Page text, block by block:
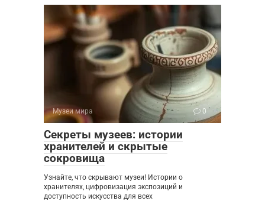
Музеи мира 0
Секреты музеев: истории
хранителей и скрытые
сокровища
Узнайте, что скрывают музеи! Истории о
хранителях, цифровизация экспозиций и
доступность искусства для всех